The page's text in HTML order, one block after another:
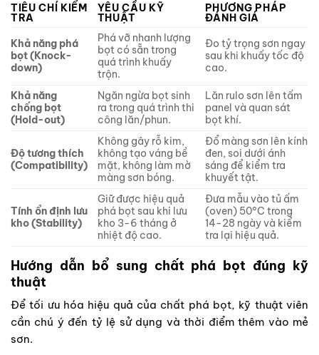
TIÊU CHÍ KIỂM
TRA
YÊU CẦU KỸ
THUẬT
PHƯƠNG PHÁP
ĐÁNH GIÁ
Khả năng phá
bọt (Knock-
down)
Phá vỡ nhanh lượng
bọt có sẵn trong
quá trình khuấy
trộn.
Đo tỷ trọng sơn ngay
sau khi khuấy tốc độ
cao.
Khả năng
chống bọt
(Hold-out)
Ngăn ngừa bọt sinh
ra trong quá trình thi
công lăn/phun.
Lăn rulo sơn lên tấm
panel và quan sát
bọt khí.
Độ tương thích
(Compatibility)
Không gây rỗ kim,
không tạo váng bề
mặt, không làm mờ
màng sơn bóng.
Đổ màng sơn lên kính
đen, soi dưới ánh
sáng để kiểm tra
khuyết tật.
Tính ổn định lưu
kho (Stability)
Giữ được hiệu quả
phá bọt sau khi lưu
kho 3-6 tháng ở
nhiệt độ cao.
Đưa mẫu vào tủ ấm
(oven) 50°C trong
14-28 ngày và kiểm
tra lại hiệu quả.
Hướng dẫn bổ sung chất phá bọt đúng kỹ
thuật
Để tối ưu hóa hiệu quả của chất phá bọt, kỹ thuật viên
cần chú ý đến tỷ lệ sử dụng và thời điểm thêm vào mẻ
sơn.